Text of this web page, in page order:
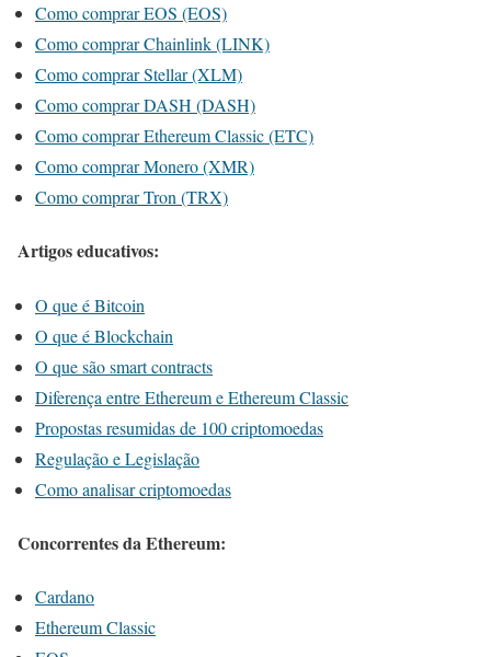
Como comprar EOS (EOS)
Como comprar Chainlink (LINK)
Como comprar Stellar (XLM)
Como comprar DASH (DASH)
Como comprar Ethereum Classic (ETC)
Como comprar Monero (XMR)
Como comprar Tron (TRX)
Artigos educativos:
O que é Bitcoin
O que é Blockchain
O que são smart contracts
Diferença entre Ethereum e Ethereum Classic
Propostas resumidas de 100 criptomoedas
Regulação e Legislação
Como analisar criptomoedas
Concorrentes da Ethereum:
Cardano
Ethereum Classic